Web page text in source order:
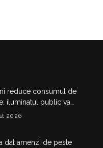
reduce consumul de
iluminatul public va
la intensitate redusă pe
2026
dat amenzi de peste